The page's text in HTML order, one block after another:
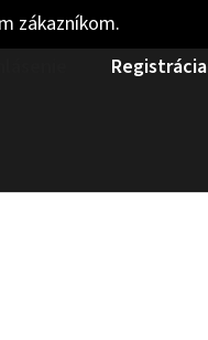
zákazníkom.
Registrácia